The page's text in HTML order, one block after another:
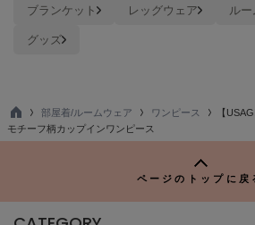
USAGI Vintage
ウサギヴィンテージ
ヴェジャ
ブランケット
レッグウェア
ル
グッズ
TO
P
部屋着/ルームウェア ワンピース
【
モチーフ柄カップインワンピース
ページのトップに戻